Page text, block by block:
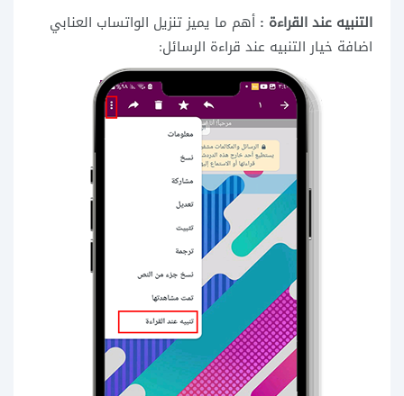
التنبيه عند القراءة : أهم ما يميز تنزيل الواتساب العنابي
اضافة خيار التنبيه عند قراءة الرسائل: